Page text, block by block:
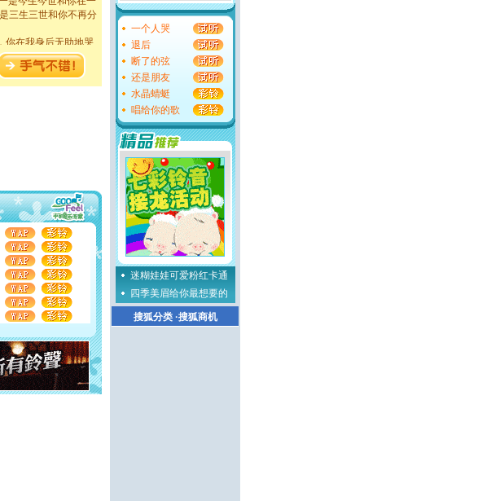
三生三世和你不再分
你在我身后无助地哭
身边，每日尽显开心
,而是这样的日子才
快乐!新年要快乐!天天
别的日子里,愿幸福,
同在.圣诞快乐!
要充电；没有你我会
，抱你是我特长，吻
是今生今世和你在一
三生三世和你不再分
你在我身后无助地哭
转身抱住你：这猪不
身边，每日尽显开心
一个人哭
退后
断了的弦
还是朋友
水晶蜻蜓
唱给你的歌
迷糊娃娃可爱粉红卡通
四季美眉给你最想要的
搜狐分类·搜狐商机